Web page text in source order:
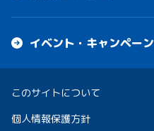
イベント・キャンペーン
このサイトについて
個人情報保護方針